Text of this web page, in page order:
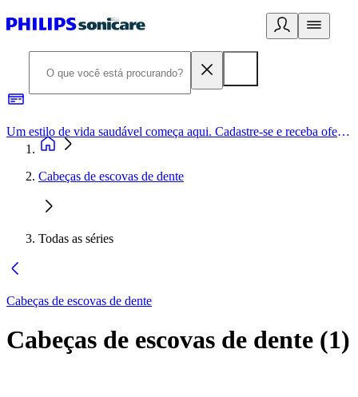
Um estilo de vida saudável começa aqui. Cadastre-se e receba ofertas exclusivas.
Cabeças de escovas de dente
Todas as séries
Cabeças de escovas de dente
Cabeças de escovas de dente (1)